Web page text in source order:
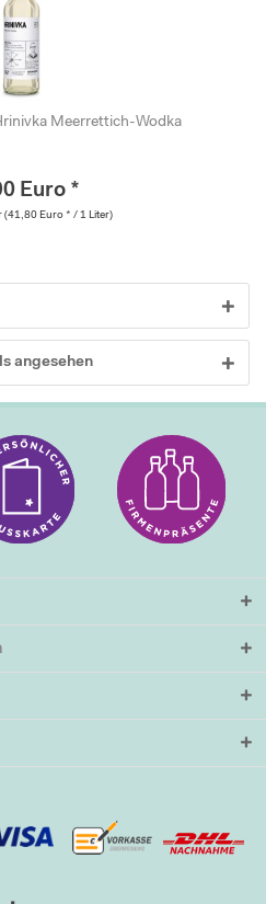
Meerrettich-Wodka
Euro *
(41,80 Euro * / 1 Liter)
angesehen